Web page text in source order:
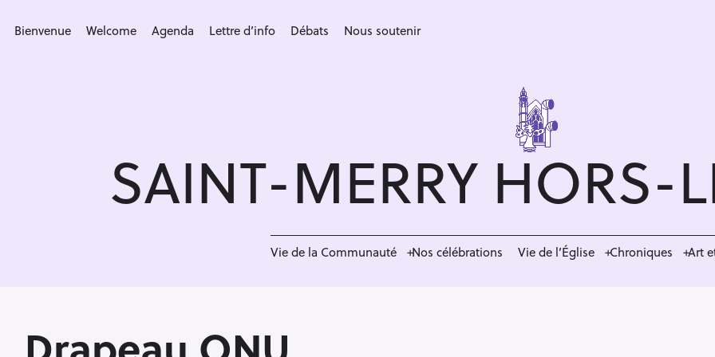
Bienvenue Welcome Agenda Lettre d’info Débats Nous soutenir
SAINT-MERRY HORS-
Vie de la Communauté Nos célébrations Vie de l’Église Chroniques Art